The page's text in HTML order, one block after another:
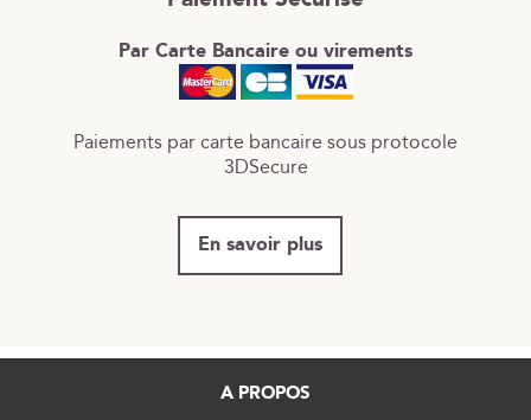
Par Carte Bancaire ou virements
Paiements par carte bancaire sous protocole
3DSecure
En savoir plus
A PROPOS